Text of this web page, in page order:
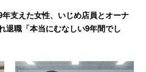
年支えた女性、いじめ店員とオーナ
退職「本当にむなしい9年間でし